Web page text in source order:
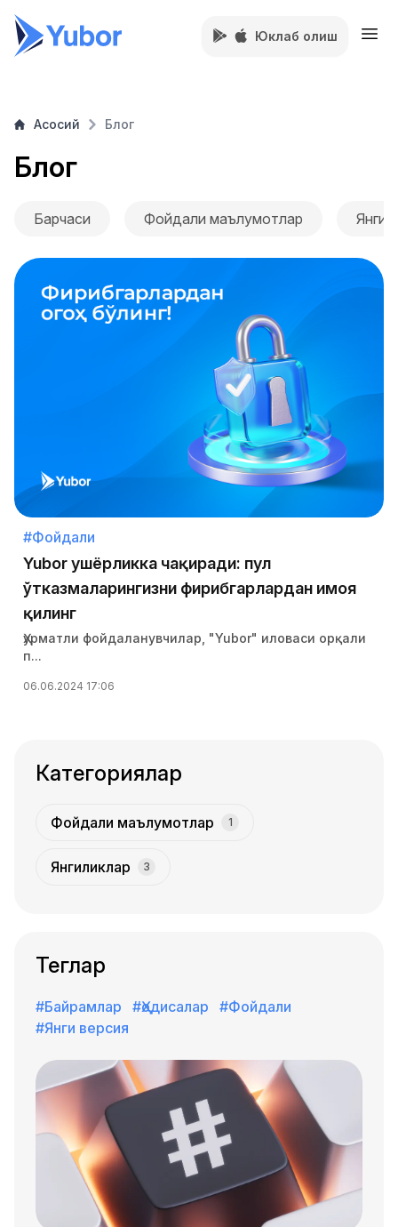
Юклаб олиш
Асосий Блог
Блог
Барчаси Фойдали маълумотлар
#Фойдали
Yubor ҳушёрликка чақиради: пул
ўтказмаларингизни фирибгарлардан ҳимоя
қилинг
Ҳурматли фойдаланувчилар, "Yubor" иловаси орқали
п...
06.06.2024 17:06
Категориялар
Фойдали маълумотлар 1
Янгиликлар 3
Теглар
#Байрамлар #Ҳодисалар
#Фойдали
#Янги версия